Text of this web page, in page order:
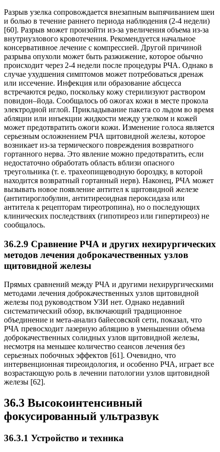
Разрыв узелка сопровождается внезапным выпячиванием шеи
и болью в течение раннего периода наблюдения (2-4 недели)
[60]. Разрыв может произойти из-за увеличения объема из-за
внутриузлового кровотечения. Рекомендуется начальное
консервативное лечение с компрессией. Другой причиной
разрыва опухоли может быть разжижение, которое обычно
происходит через 2-4 недели после процедуры РЧА. Однако в
случае ухудшения симптомов может потребоваться дренаж
или иссечение. Инфекция или образование абсцесса
встречаются редко, поскольку кожу стерилизуют раствором
повидон–йода. Сообщалось об ожогах кожи в месте прокола
электродной иглой. Прикладывание пакета со льдом во время
абляции или инъекции жидкости между узелком и кожей
может предотвратить ожоги кожи. Изменение голоса является
серьезным осложнением РЧА щитовидной железы, которое
возникает из-за термического повреждения возвратного
гортанного нерва. Это явление можно предотвратить, если
недостаточно обработать область вблизи опасного
треугольника (т. е. трахеопищеводную бороздку, в которой
находится возвратный гортанный нерв). Наконец, РЧА может
вызывать новое появление антител к щитовидной железе
(антитироглобулин, антитиреоидная пероксидаза или
антитела к рецепторам тиреотропина), но о последующих
клинических последствиях (гипотиреоз или гипертиреоз) не
сообщалось.
36.2.9 Сравнение РЧА и других нехирургических
методов лечения доброкачественных узлов
щитовидной железы
Прямых сравнений между РЧА и другими нехирургическими
методами лечения доброкачественных узлов щитовидной
железы под руководством УЗИ нет. Однако недавний
систематический обзор, включающий традиционное
объединение и мета-анализ байесовской сети, показал, что
РЧА превосходит лазерную абляцию в уменьшении объема
доброкачественных солидных узлов щитовидной железы,
несмотря на меньшее количество сеансов лечения без
серьезных побочных эффектов [61]. Очевидно, что
интервенционная тиреоидология, и особенно РЧА, играет все
возрастающую роль в лечении патологии узлов щитовидной
железы [62].
36.3 Высокоинтенсивный
фокусированный ультразвук
36.3.1 Устройство и техника